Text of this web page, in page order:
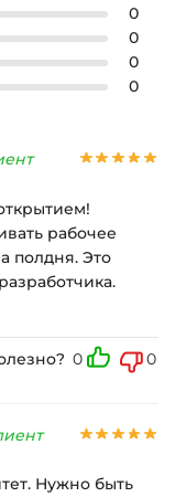
0
0
0
0
рабочее
полдня. Это
0 0
Нужно быть